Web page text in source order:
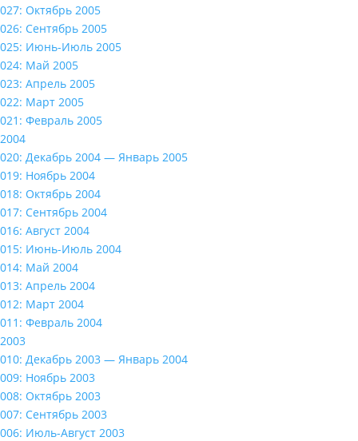
027: Октябрь 2005
026: Сентябрь 2005
025: Июнь-Июль 2005
024: Май 2005
023: Апрель 2005
022: Март 2005
021: Февраль 2005
2004
020: Декабрь 2004 — Январь 2005
019: Ноябрь 2004
018: Октябрь 2004
017: Сентябрь 2004
016: Август 2004
015: Июнь-Июль 2004
014: Май 2004
013: Апрель 2004
012: Март 2004
011: Февраль 2004
2003
010: Декабрь 2003 — Январь 2004
009: Ноябрь 2003
008: Октябрь 2003
007: Сентябрь 2003
006: Июль-Август 2003